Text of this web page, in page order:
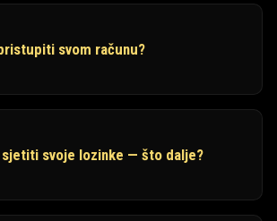
svom računu?
sjetiti svoje lozinke — što dalje?